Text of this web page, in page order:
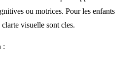
ou motrices. Pour les enfants
visuelle sont cles.
: